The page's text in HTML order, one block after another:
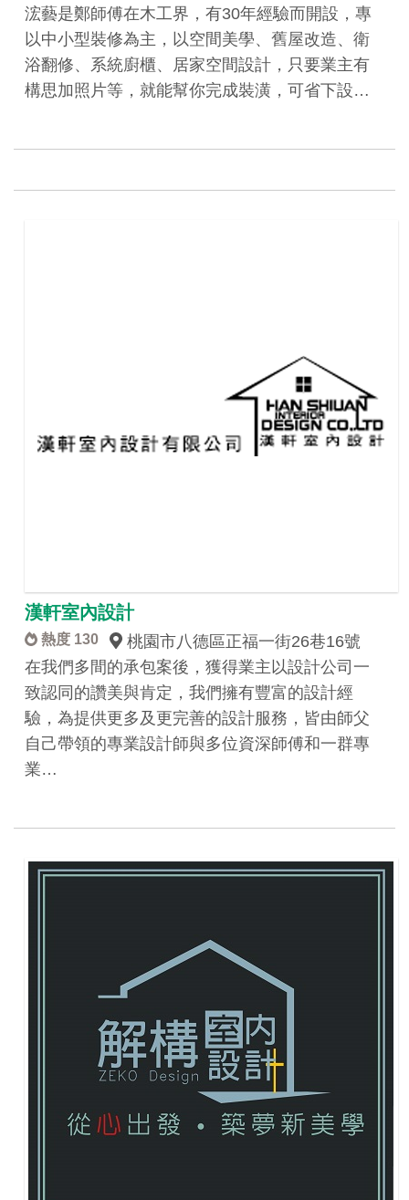
浤藝是鄭師傅在木工界，有30年經驗而開設，專
以中小型裝修為主，以空間美學、舊屋改造、衛
浴翻修、系統廚櫃、居家空間設計，只要業主有
構思加照片等，就能幫你完成裝潢，可省下設…
漢軒室內設計
熱度 130
桃園市八德區正福一街26巷16號
在我們多間的承包案後，獲得業主以設計公司一
致認同的讚美與肯定，我們擁有豐富的設計經
驗，為提供更多及更完善的設計服務，皆由師父
自己帶領的專業設計師與多位資深師傅和一群專
業…